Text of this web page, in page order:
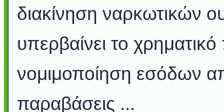
διακίνηση ναρκωτικών
υπερβαίνει το
νομιμοποίηση εσόδων
παραβάσεις ...